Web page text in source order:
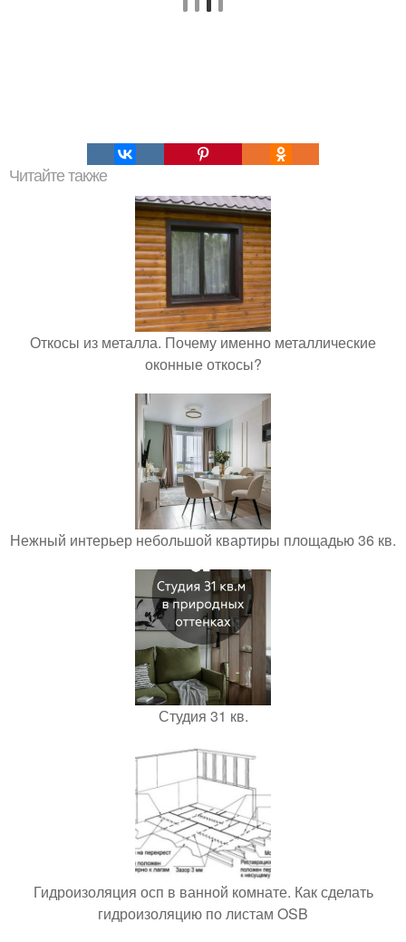
Читайте также
Откосы из металла. Почему именно металлические
оконные откосы?
Нежный интерьер небольшой квартиры площадью 36 кв.
Студия 31 кв.
Гидроизоляция осп в ванной комнате. Как сделать
гидроизоляцию по листам OSB